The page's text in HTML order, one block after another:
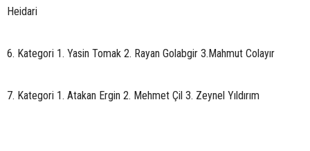
Heidari
6. Kategori 1. Yasin Tomak 2. Rayan Golabgir 3.Mahmut Colayır
7. Kategori 1. Atakan Ergin 2. Mehmet Çil 3. Zeynel Yıldırım